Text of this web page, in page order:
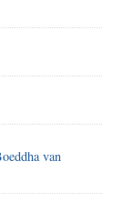
van